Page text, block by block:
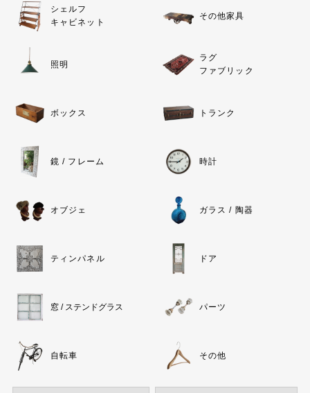
シェルフ
キャビネット
その他家具
照明
ラグ
ファブリック
ボックス トランク
鏡 / フレーム 時計
オブジェ ガラス / 陶器
ティンパネル ドア
窓 / ステンドグラス パーツ
自転車 その他